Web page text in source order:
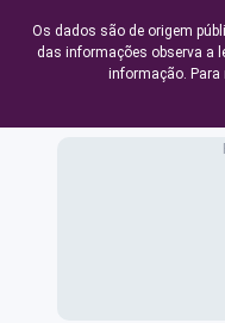
Os dados são de origem
das informações observa a
informação.